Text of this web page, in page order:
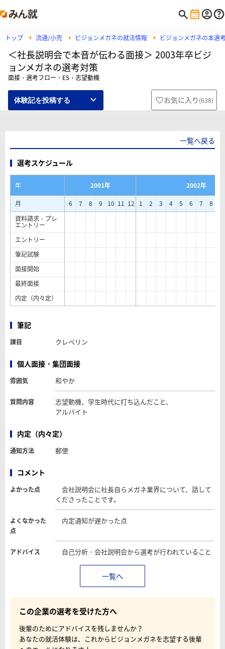
トップ 流通/小売 ビジョンメガネの就活情報 ビジョンメガネの本選
＜社長説明会で本音が伝わる面接＞ 2003年卒ビジ
ョンメガネの選考対策
面接・選考フロー・ES・志望動機
体験記を投稿する お気に入り (638)
一覧へ戻る
選考スケジュール
年 2001年
2002年
月
6 7 8 9 10 11 12 1 2 3 4 5 6 7 8
資料請求・プレ
エントリー
エントリー
筆記試験
面接開始
最終面接
内定（内々定）
筆記
課目 クレペリン
個人面接・集団面接
雰囲気 和やか
質問内容
志望動機、学生時代に打ち込んだこと、
アルバイト
内定（内々定）
通知方法 郵便
コメント
よかった点
会社説明会に社長自らメガネ業界について、話して
くださったことです。
よくなかった
点
内定通知が遅かった点
アドバイス 自己分析・会社説明会から選考が行われていること
一覧へ
この企業の選考を受けた方へ
後輩のためにアドバイスを残しませんか？
あなたの就活体験は、これからビジョンメガネを志望する後輩